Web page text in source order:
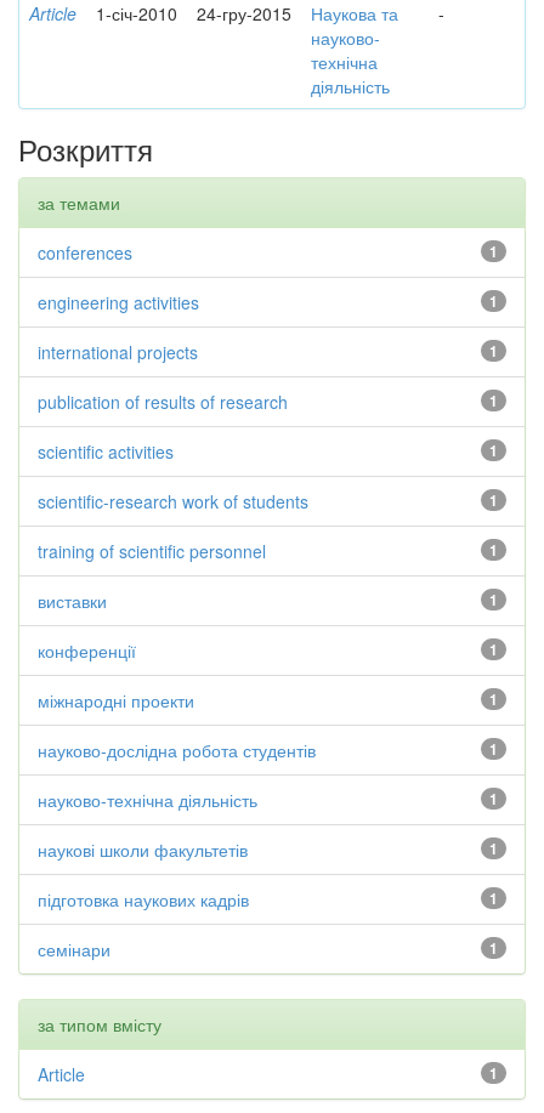
Article 1-січ-2010 24-гру-2015
Наукова та
науково-
технічна
діяльність
-
Розкриття
за темами
1
conferences
1
engineering activities
1
international projects
1
publication of results of research
1
scientific activities
1
scientific-research work of students
1
training of scientific personnel
1
виставки
1
конференції
1
міжнародні проекти
1
науково-дослідна робота студентів
1
науково-технічна діяльність
1
наукові школи факультетів
1
підготовка наукових кадрів
1
семінари
за типом вмісту
1
Article